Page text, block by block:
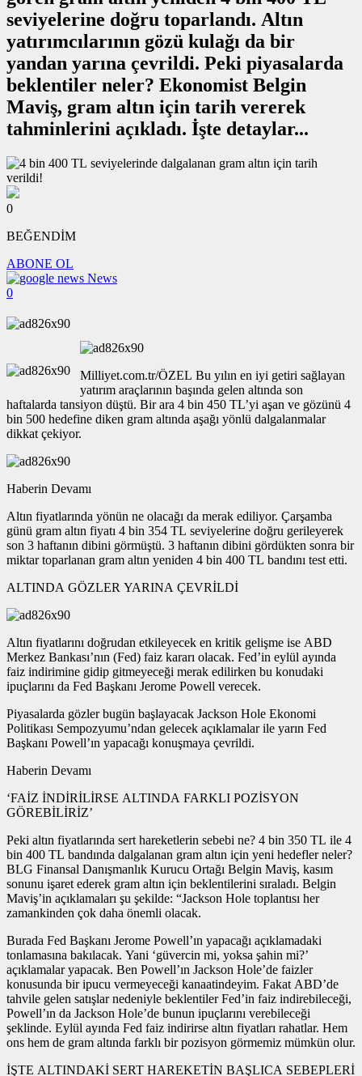
seviyelerine doğru toparlandı. Altın
yatırımcılarının gözü kulağı da bir
yandan yarına çevrildi. Peki piyasalarda
beklentiler neler? Ekonomist Belgin
Maviş, gram altın için tarih vererek
tahminlerini açıkladı. İşte detaylar...
0
BEĞENDİM
ABONE OL
News
0
Milliyet.com.tr/ÖZEL Bu yılın en iyi getiri sağlayan
yatırım araçlarının başında gelen altında son
haftalarda tansiyon düştü. Bir ara 4 bin 450 TL’yi aşan ve gözünü 4
bin 500 hedefine diken gram altında aşağı yönlü dalgalanmalar
dikkat çekiyor.
Haberin Devamı
Altın fiyatlarında yönün ne olacağı da merak ediliyor. Çarşamba
günü gram altın fiyatı 4 bin 354 TL seviyelerine doğru gerileyerek
son 3 haftanın dibini görmüştü. 3 haftanın dibini gördükten sonra bir
miktar toparlanan gram altın yeniden 4 bin 400 TL bandını test etti.
ALTINDA GÖZLER YARINA ÇEVRİLDİ
Altın fiyatlarını doğrudan etkileyecek en kritik gelişme ise ABD
Merkez Bankası’nın (Fed) faiz kararı olacak. Fed’in eylül ayında
faiz indirimine gidip gitmeyeceği merak edilirken bu konudaki
ipuçlarını da Fed Başkanı Jerome Powell verecek.
Piyasalarda gözler bugün başlayacak Jackson Hole Ekonomi
Politikası Sempozyumu’ndan gelecek açıklamalar ile yarın Fed
Başkanı Powell’ın yapacağı konuşmaya çevrildi.
Haberin Devamı
‘FAİZ İNDİRİLİRSE ALTINDA FARKLI POZİSYON
GÖREBİLİRİZ’
Peki altın fiyatlarında sert hareketlerin sebebi ne? 4 bin 350 TL ile 4
bin 400 TL bandında dalgalanan gram altın için yeni hedefler neler?
BLG Finansal Danışmanlık Kurucu Ortağı Belgin Maviş, kasım
sonunu işaret ederek gram altın için beklentilerini sıraladı. Belgin
Maviş’in açıklamaları şu şekilde: “Jackson Hole toplantısı her
zamankinden çok daha önemli olacak.
Burada Fed Başkanı Jerome Powell’ın yapacağı açıklamadaki
tonlamasına bakılacak. Yani ‘güvercin mi, yoksa şahin mi?’
açıklamalar yapacak. Ben Powell’ın Jackson Hole’de faizler
konusunda bir ipucu vermeyeceği kanaatindeyim. Fakat ABD’de
tahvile gelen satışlar nedeniyle beklentiler Fed’in faiz indirebileceği,
Powell’ın da Jackson Hole’de bunun ipuçlarını verebileceği
şeklinde. Eylül ayında Fed faiz indirirse altın fiyatları rahatlar. Hem
ons hem de gram altında farklı bir pozisyon görmemiz mümkün olur.
İŞTE ALTINDAKİ SERT HAREKETİN BAŞLICA SEBEPLERİ